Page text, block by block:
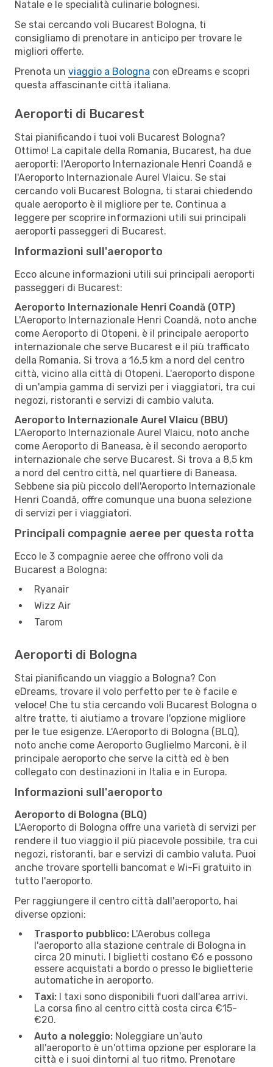
Natale e le specialità culinarie bolognesi.
Se stai cercando voli Bucarest Bologna, ti
consigliamo di prenotare in anticipo per trovare le
migliori offerte.
Prenota un viaggio a Bologna con eDreams e scopri
questa affascinante città italiana.
Aeroporti di Bucarest
Stai pianificando i tuoi voli Bucarest Bologna?
Ottimo! La capitale della Romania, Bucarest, ha due
aeroporti: l'Aeroporto Internazionale Henri Coandă e
l'Aeroporto Internazionale Aurel Vlaicu. Se stai
cercando voli Bucarest Bologna, ti starai chiedendo
quale aeroporto è il migliore per te. Continua a
leggere per scoprire informazioni utili sui principali
aeroporti passeggeri di Bucarest.
Informazioni sull'aeroporto
Ecco alcune informazioni utili sui principali aeroporti
passeggeri di Bucarest:
Aeroporto Internazionale Henri Coandă (OTP)
L'Aeroporto Internazionale Henri Coandă, noto anche
come Aeroporto di Otopeni, è il principale aeroporto
internazionale che serve Bucarest e il più trafficato
della Romania. Si trova a 16,5 km a nord del centro
città, vicino alla città di Otopeni. L'aeroporto dispone
di un'ampia gamma di servizi per i viaggiatori, tra cui
negozi, ristoranti e servizi di cambio valuta.
Aeroporto Internazionale Aurel Vlaicu (BBU)
L'Aeroporto Internazionale Aurel Vlaicu, noto anche
come Aeroporto di Baneasa, è il secondo aeroporto
internazionale che serve Bucarest. Si trova a 8,5 km
a nord del centro città, nel quartiere di Baneasa.
Sebbene sia più piccolo dell'Aeroporto Internazionale
Henri Coandă, offre comunque una buona selezione
di servizi per i viaggiatori.
Principali compagnie aeree per questa rotta
Ecco le 3 compagnie aeree che offrono voli da
Bucarest a Bologna:
Ryanair
Wizz Air
Tarom
Aeroporti di Bologna
Stai pianificando un viaggio a Bologna? Con
eDreams, trovare il volo perfetto per te è facile e
veloce! Che tu stia cercando voli Bucarest Bologna o
altre tratte, ti aiutiamo a trovare l'opzione migliore
per le tue esigenze. L'Aeroporto di Bologna (BLQ),
noto anche come Aeroporto Guglielmo Marconi, è il
principale aeroporto che serve la città ed è ben
collegato con destinazioni in Italia e in Europa.
Informazioni sull'aeroporto
Aeroporto di Bologna (BLQ)
L'Aeroporto di Bologna offre una varietà di servizi per
rendere il tuo viaggio il più piacevole possibile, tra cui
negozi, ristoranti, bar e servizi di cambio valuta. Puoi
anche trovare sportelli bancomat e Wi-Fi gratuito in
tutto l'aeroporto.
Per raggiungere il centro città dall'aeroporto, hai
diverse opzioni:
Trasporto pubblico: L'Aerobus collega
l'aeroporto alla stazione centrale di Bologna in
circa 20 minuti. I biglietti costano €6 e possono
essere acquistati a bordo o presso le biglietterie
automatiche in aeroporto.
Taxi: I taxi sono disponibili fuori dall'area arrivi.
La corsa fino al centro città costa circa €15-
€20.
Auto a noleggio: Noleggiare un'auto
all'aeroporto è un'ottima opzione per esplorare la
città e i suoi dintorni al tuo ritmo. Prenotare